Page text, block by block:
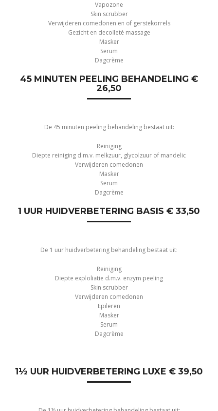
Vapozone
Skin scrubber
Verwijderen comedonen en of gerstekorrels
Gezicht en decolleté massage
Masker
Serum
Dagcrème
45 MINUTEN PEELING BEHANDELING €
26,50
De 45 minuten peeling behandeling bestaat uit:
Reiniging
Diepte reiniging d.m.v. melkzuur, glycolzuur of mandelic
Verwijderen comedonen
Masker
Serum
Dagcrème
1 UUR HUIDVERBETERING BASIS € 33,50
De 1 uur huidverbetering behandeling bestaat uit:
Reiniging
Diepte exploliatie d.m.v. enzym peeling
Skin scrubber
Verwijderen comedonen
Epileren
Masker
Serum
Dagcrème
1½ UUR HUIDVERBETERING LUXE € 39,50